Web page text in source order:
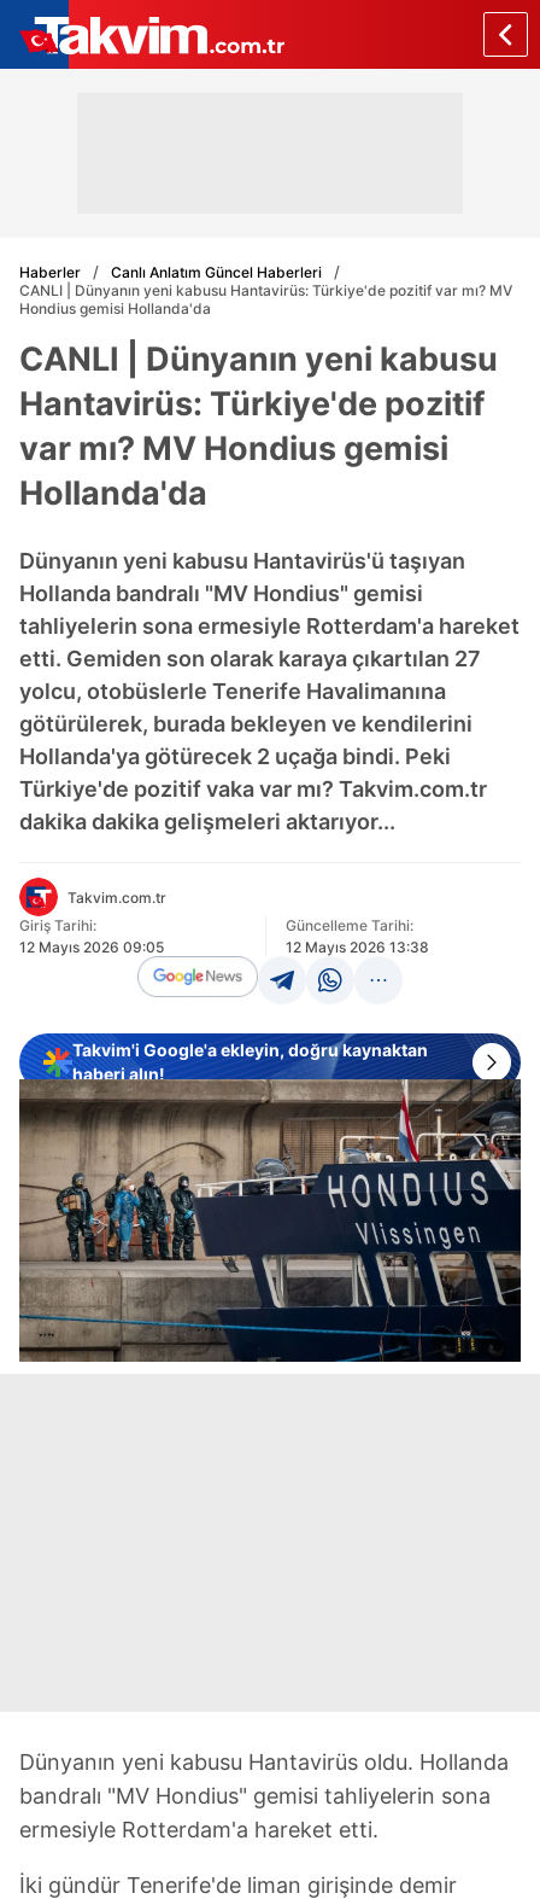
Haberler
Canlı Anlatım Güncel Haberleri
CANLI | Dünyanın yeni kabusu Hantavirüs: Türkiye'de pozitif var mı? MV
Hondius gemisi Hollanda'da
CANLI | Dünyanın yeni kabusu
Hantavirüs: Türkiye'de pozitif
var mı? MV Hondius gemisi
Hollanda'da
Dünyanın yeni kabusu Hantavirüs'ü taşıyan
Hollanda bandralı "MV Hondius" gemisi
tahliyelerin sona ermesiyle Rotterdam'a hareket
etti. Gemiden son olarak karaya çıkartılan 27
yolcu, otobüslerle Tenerife Havalimanına
götürülerek, burada bekleyen ve kendilerini
Hollanda'ya götürecek 2 uçağa bindi. Peki
Türkiye'de pozitif vaka var mı? Takvim.com.tr
dakika dakika gelişmeleri aktarıyor...
Takvim.com.tr
Giriş Tarihi:
12 Mayıs 2026 09:05
Güncelleme Tarihi:
12 Mayıs 2026 13:38
Takvim'i Google'a ekleyin, doğru kaynaktan
haberi alın!
Dünyanın yeni kabusu Hantavirüs oldu. Hollanda
bandralı "MV Hondius" gemisi tahliyelerin sona
ermesiyle Rotterdam'a hareket etti.
İki gündür Tenerife'de liman girişinde demir